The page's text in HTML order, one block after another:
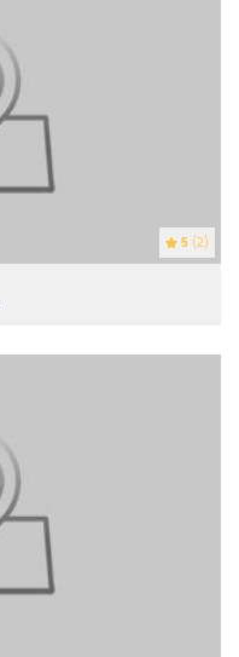
5 (2)